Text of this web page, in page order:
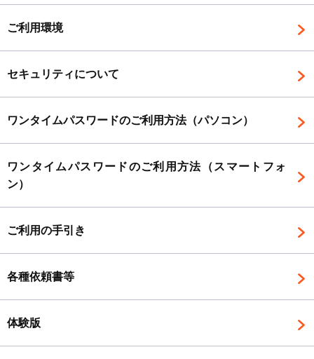
ご利用環境
セキュリティについて
ワンタイムパスワードのご利用方法（パソコン）
ワンタイムパスワードのご利用方法（スマートフォ
ン）
ご利用の手引き
各種依頼書等
体験版